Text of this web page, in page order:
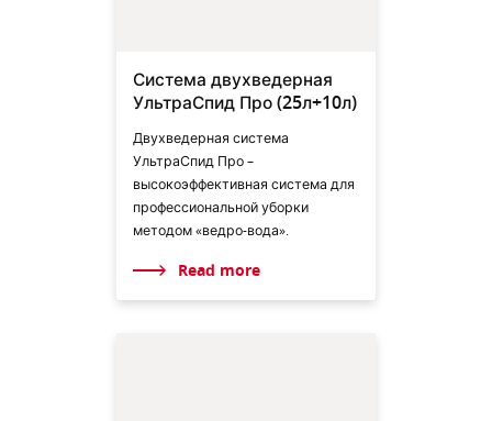
Система двухведерная
УльтраСпид Про (25л+10л)
Двухведерная система
УльтраСпид Про –
высокоэффективная система для
профессиональной уборки
методом «ведро-вода».
Read more